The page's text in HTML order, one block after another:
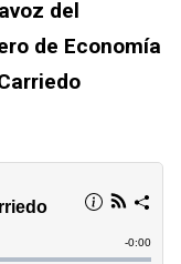
del
de Economía